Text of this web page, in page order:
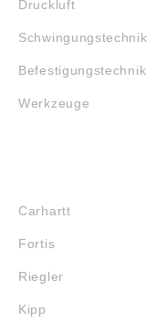
Druckluft
Schwingungstechnik
Befestigungstechnik
Werkzeuge
Carhartt
Fortis
Riegler
Kipp